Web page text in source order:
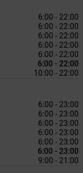
6:00 - 22:00
6:00 - 22:00
6:00 - 22:00
6:00 - 22:00
6:00 - 22:00
6:00 - 22:00
10:00 - 22:00
6:00 - 23:00
6:00 - 23:00
6:00 - 23:00
6:00 - 23:00
6:00 - 23:00
6:00 - 23:00
9:00 - 21:00